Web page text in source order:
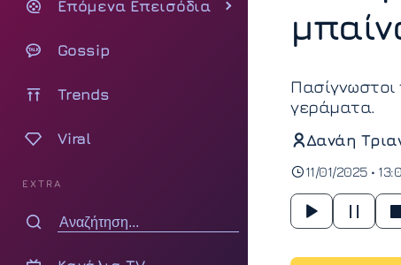
Επόμενα Επεισόδια
Gossip
Trends
Viral
EXTRA
γεράματα.
Δανάη
11/01/2025 •